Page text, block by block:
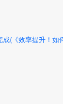
成(《效率提升！如